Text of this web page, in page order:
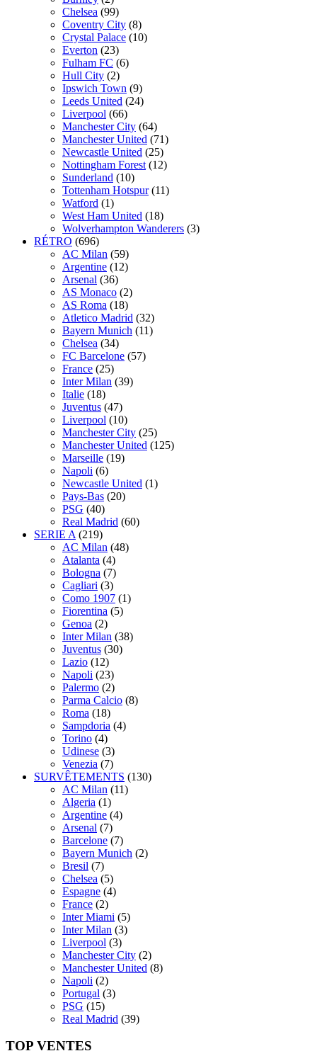
Chelsea (99)
Coventry City (8)
Crystal Palace (10)
Everton (23)
Fulham FC (6)
Hull City (2)
Ipswich Town (9)
Leeds United (24)
Liverpool (66)
Manchester City (64)
Manchester United (71)
Newcastle United (25)
Nottingham Forest (12)
Sunderland (10)
Tottenham Hotspur (11)
Watford (1)
West Ham United (18)
Wolverhampton Wanderers (3)
RÉTRO (696)
AC Milan (59)
Argentine (12)
Arsenal (36)
AS Monaco (2)
AS Roma (18)
Atletico Madrid (32)
Bayern Munich (11)
Chelsea (34)
FC Barcelone (57)
France (25)
Inter Milan (39)
Italie (18)
Juventus (47)
Liverpool (10)
Manchester City (25)
Manchester United (125)
Marseille (19)
Napoli (6)
Newcastle United (1)
Pays-Bas (20)
PSG (40)
Real Madrid (60)
SERIE A (219)
AC Milan (48)
Atalanta (4)
Bologna (7)
Cagliari (3)
Como 1907 (1)
Fiorentina (5)
Genoa (2)
Inter Milan (38)
Juventus (30)
Lazio (12)
Napoli (23)
Palermo (2)
Parma Calcio (8)
Roma (18)
Sampdoria (4)
Torino (4)
Udinese (3)
Venezia (7)
SURVÊTEMENTS (130)
AC Milan (11)
Algeria (1)
Argentine (4)
Arsenal (7)
Barcelone (7)
Bayern Munich (2)
Bresil (7)
Chelsea (5)
Espagne (4)
France (2)
Inter Miami (5)
Inter Milan (3)
Liverpool (3)
Manchester City (2)
Manchester United (8)
Napoli (2)
Portugal (3)
PSG (15)
Real Madrid (39)
TOP VENTES